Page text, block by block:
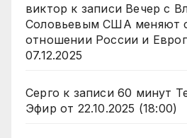
виктор к записи Вечер с
Соловьевым США меняют
отношении России и
07.12.2025
Серго к записи 60 минут
Эфир от 22.10.2025 (18:00)